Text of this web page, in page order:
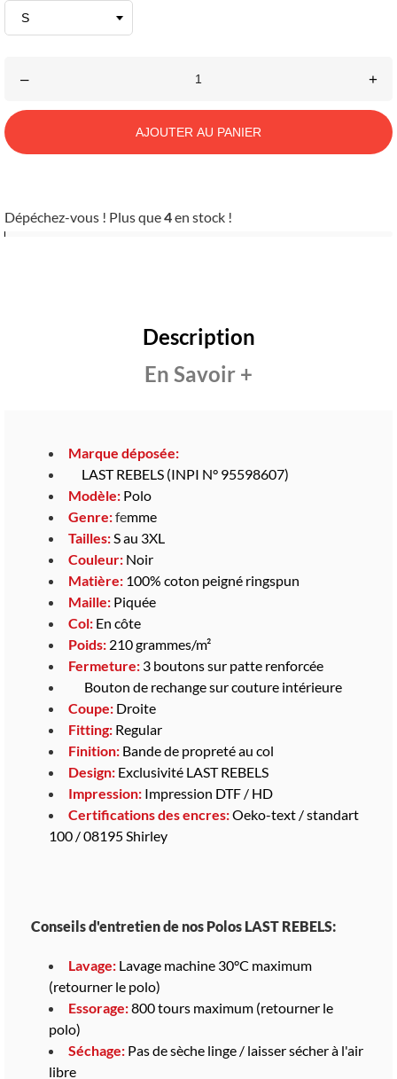
– +
AJOUTER AU PANIER
Dépéchez-vous ! Plus que4en stock !
Description
En Savoir +
Marque déposée:
LAST REBELS (INPI N° 95598607)
Modèle: Polo
Genre:femme
Tailles:S au 3XL
Couleur: Noir
Matière: 100% coton peigné ringspun
Maille: Piquée
Col: En côte
Poids: 210 grammes/m²
Fermeture: 3 boutons sur patte renforcée
Bouton de rechange sur couture intérieure
Coupe: Droite
Fitting: Regular
Finition: Bande de propreté au col
Design: Exclusivité LAST REBELS
Impression: Impression DTF / HD
Certifications des encres:Oeko-text / standart
100 / 08195 Shirley
Conseils d'entretien de nos Polos LAST REBELS:
Lavage: Lavage machine 30°C maximum
(retourner le polo)
Essorage:800 tours maximum (retourner le
polo)
Séchage: Pas de sèche linge / laisser sécher à l'air
libre